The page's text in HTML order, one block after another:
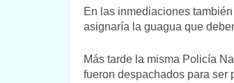
En las inmediaciones
asignaría la guagua que
Más tarde la misma Policía
fueron despachados para ser